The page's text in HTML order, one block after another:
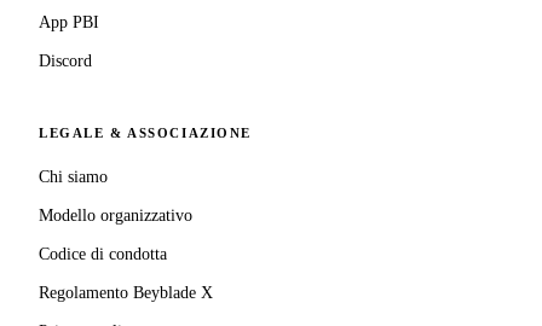
App PBI
Discord
LEGALE & ASSOCIAZIONE
Chi siamo
Modello organizzativo
Codice di condotta
Regolamento Beyblade X